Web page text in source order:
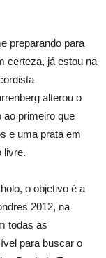
preparando para
certeza, já estou na
alterou o
ao primeiro que
e uma prata em
livre.
o objetivo é a
2012, na
todas as
para buscar o